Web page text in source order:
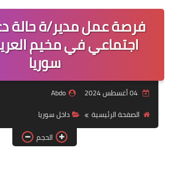
القائمة
مناقصات
فرص عمل
فرص عمل
فرص عمل
فرصة عمل مدير/ة حالة
اجتماعي في مخيم
سوريا
04 أغسطس 2024
Abdo
الصفحة الرئيسية
داخل سوريا
الحجم